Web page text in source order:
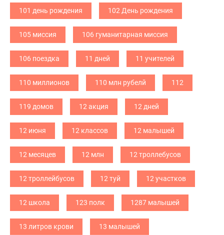
101 день рождения 102 День рождения
105 миссия 106 гуманитарная миссия
106 поездка 11 дней 11 учителей
110 миллионов 110 млн рубелй 112
119 домов 12 акция 12 дней
12 июня 12 классов 12 малышей
12 месяцев 12 млн 12 троллебусов
12 троллейбусов 12 туй 12 участков
12 школа 123 полк 1287 малышей
13 литров крови 13 малышей